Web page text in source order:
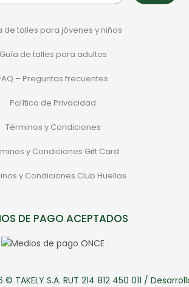
de talles para jóvenes y niños
Guía de talles para adultos
– Preguntas frecuentes
Política de Privacidad
Términos y Condiciones
y Condiciones Gift Card
y Condiciones Club Huellas
DE PAGO ACEPTADOS
TAKELY S.A. RUT 214 812 450 011 /